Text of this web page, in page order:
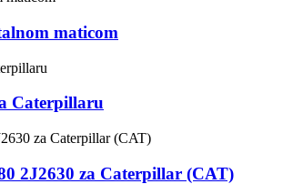
maticom
Caterpillaru
2J2630 za Caterpillar (CAT)